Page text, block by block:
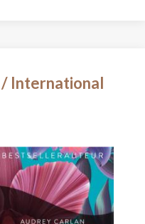
/ International